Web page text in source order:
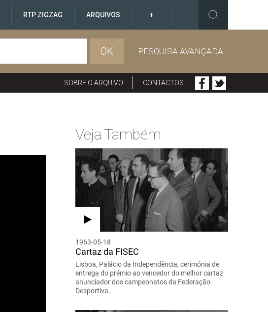
RTP ZIGZAG ARQUIVOS +
OK PESQUISA AVANÇADA
SOBRE O ARQUIVO CONTACTOS
Veja Também
1963-05-18
Cartaz da FISEC
Lisboa, Palácio da Independência, cerimónia de
entrega do prémio ao vencedor do melhor cartaz
anunciador dos campeonatos da Federação
Desportiva…